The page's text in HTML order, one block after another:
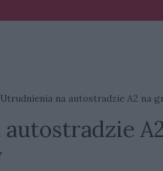
Utrudnienia na autostradzie A2 na